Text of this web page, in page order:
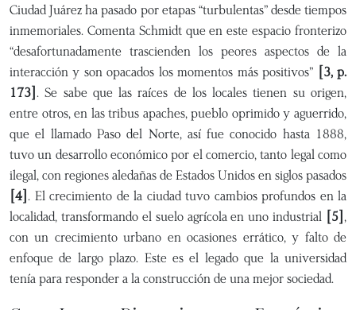
Ciudad Juárez ha pasado por etapas “turbulentas” desde tiempos
inmemoriales. Comenta Schmidt que en este espacio fronterizo
“desafortunadamente trascienden los peores aspectos de la
interacción y son opacados los momentos más positivos”
[3, p.
173] . Se sabe que las raíces de los locales tienen su origen,
entre otros, en las tribus apaches, pueblo oprimido y aguerrido,
que el llamado Paso del Norte, así fue conocido hasta 1888,
tuvo un desarrollo económico por el comercio, tanto legal como
ilegal, con regiones aledañas de Estados Unidos en siglos pasados
[4] . El crecimiento de la ciudad tuvo cambios profundos en la
localidad, transformando el suelo agrícola en uno industrial
[5] ,
con un crecimiento urbano en ocasiones errático, y falto de
enfoque de largo plazo. Este es el legado que la universidad
tenía para responder a la construcción de una mejor sociedad.